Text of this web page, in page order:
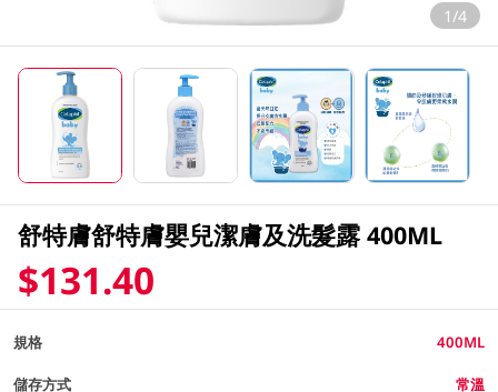
1/4
舒特膚舒特膚嬰兒潔膚及洗髮露 400ML
$131.40
規格 400ML
儲存方式 常溫